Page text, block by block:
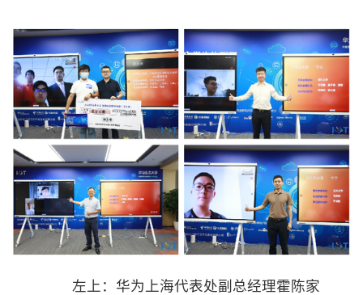
左上：华为上海代表处副总经理霍陈家